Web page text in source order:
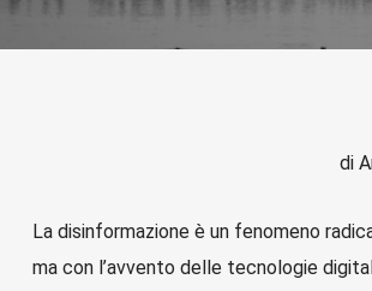
di
La disinformazione è un fenomeno
ma con l’avvento delle tecnologie